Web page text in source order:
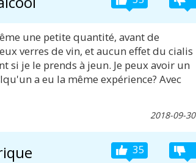
une petite quantité, avant de
verres de vin, et aucun effet du cialis
si je le prends à jeun. Je peux avoir un
a eu la même expérience? Avec
2018-09-30
35